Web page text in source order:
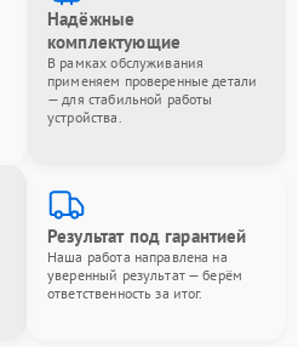
Надёжные
комплектующие
В рамках обслуживания
применяем проверенные детали
— для стабильной работы
устройства.
Результат под гарантией
Наша работа направлена на
уверенный результат — берём
ответственность за итог.